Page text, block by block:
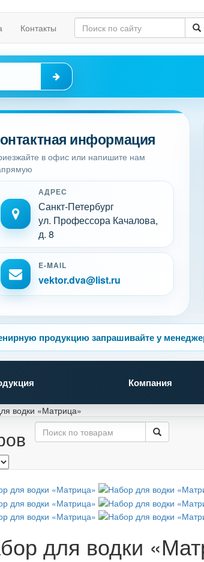
Контакты
информация
в офис или напишите нам
АДРЕС
Санкт-Петербург
ул. Профессора Качалова,
д. 8
E-MAIL
vektor.dva@list.ru
продукцию запрашивайте у
Компания
водки «Матрица»
для водки